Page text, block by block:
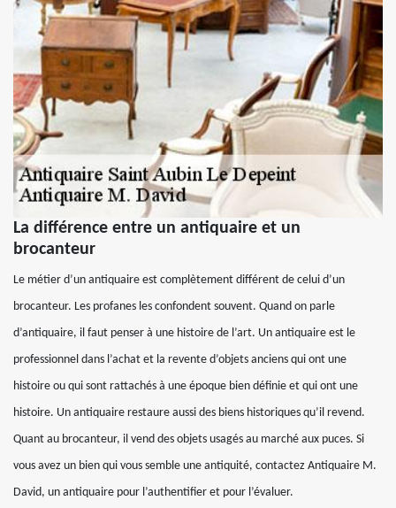
La différence entre un antiquaire et un
brocanteur
Le métier d’un antiquaire est complètement différent de celui d’un
brocanteur. Les profanes les confondent souvent. Quand on parle
d’antiquaire, il faut penser à une histoire de l’art. Un antiquaire est le
professionnel dans l’achat et la revente d’objets anciens qui ont une
histoire ou qui sont rattachés à une époque bien définie et qui ont une
histoire. Un antiquaire restaure aussi des biens historiques qu’il revend.
Quant au brocanteur, il vend des objets usagés au marché aux puces. Si
vous avez un bien qui vous semble une antiquité, contactez Antiquaire M.
David, un antiquaire pour l’authentifier et pour l’évaluer.